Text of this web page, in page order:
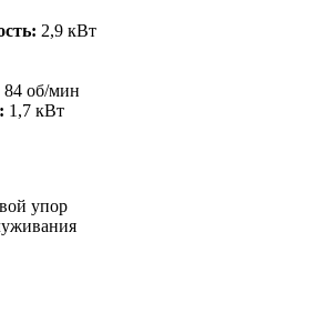
2,9 кВт
84 об/мин
1,7 кВт
упор